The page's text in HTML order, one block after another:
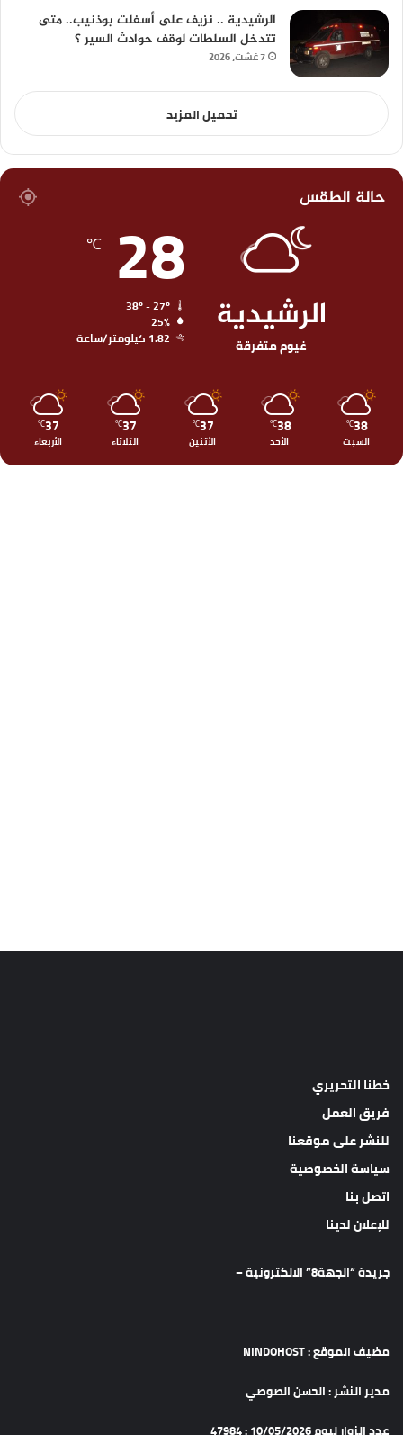
الرشيدية .. نزيف على أسفلت بوذنيب.. متى
تتدخل السلطات لوقف حوادث السير ؟
7 غشت، 2026
تحميل المزيد
حالة الطقس
الرشيدية
غيوم متفرقة
28
℃
25%
1.82 كيلومتر/ساعة
38
℃
السبت
38
℃
الأحد
37
℃
الأثنين
37
℃
الثلاثاء
37
℃
الأربعاء
خطنا التحريري
فريق العمل
للنشر على موقعنا
سياسة الخصوصية
اتصل بنا
للإعلان لدينا
جريدة “الجهة8” الالكترونية –
مضيف الموقع : NINDOHOST
مدير النشر : الحسن الصوصي